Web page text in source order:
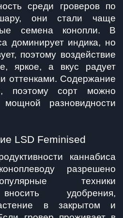
среди гроверов по
они стали чаще
семена конопли. В
доминирует индика, но
поэтому воздействие
яркое, а вкус радует
оттенками. Содержание
поэтому сорт можно
разновидности
LSD Feminised
каннабиса
разрешено
техники
удобрения,
в закрытом и